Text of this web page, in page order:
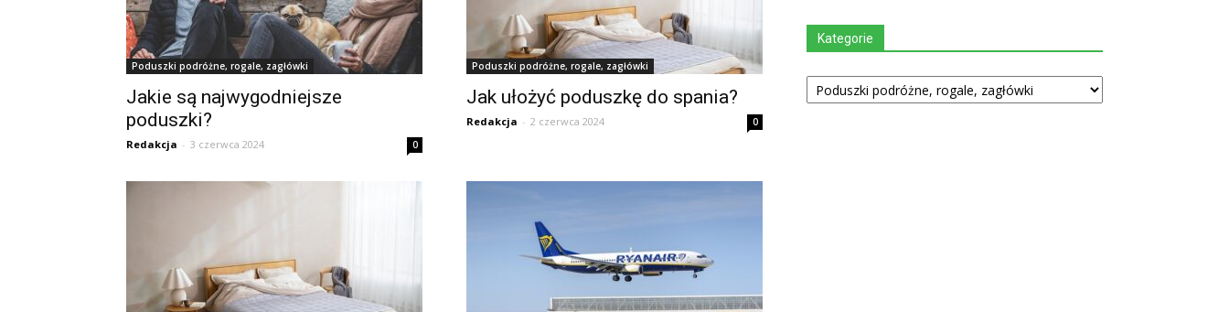
Poduszki podróżne, rogale, zagłówki
Jakie są najwygodniejsze
poduszki?
Redakcja - 3 czerwca 2024 0
Poduszki podróżne, rogale, zagłówki
Jak ułożyć poduszkę do spania?
Redakcja - 2 czerwca 2024 0
Kategorie
Kategorie